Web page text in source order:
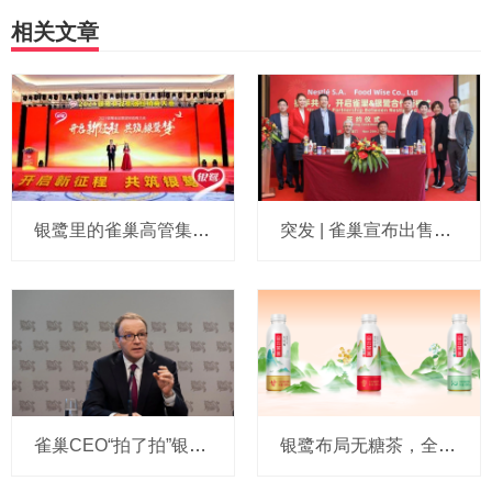
相关文章
银鹭里的雀巢高管集体交班！银鹭透露2021要打四大战役 突发 | 雀巢宣布出售银鹭花生牛奶和八宝粥业务，买家正是他！
雀巢CEO“拍了拍”银鹭：当中这块业务我们要继续干 银鹭布局无糖茶，全新品牌“山云茶画”掀起茶饮新潮流